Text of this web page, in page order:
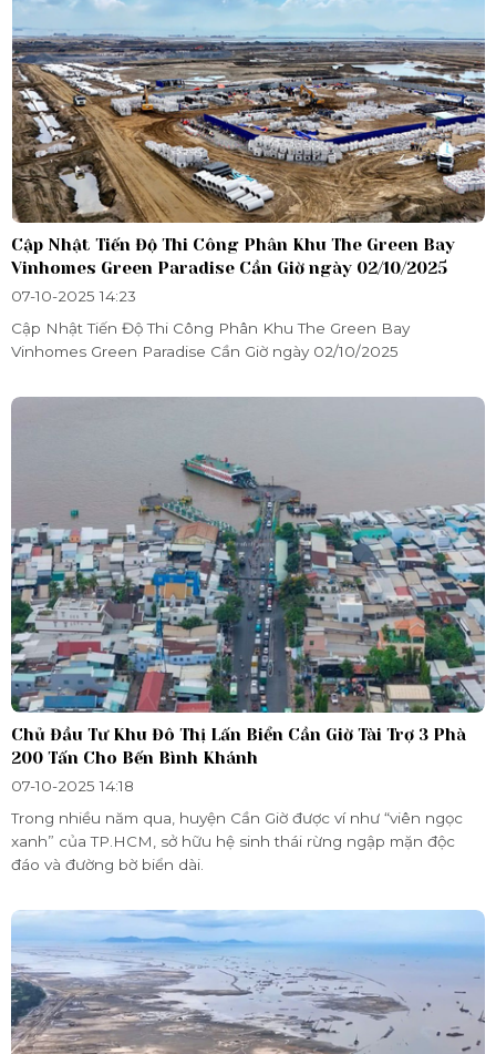
Cập Nhật Tiến Độ Thi Công Phân Khu The Green Bay
Vinhomes Green Paradise Cần Giờ ngày 02/10/2025
07-10-2025 14:23
Cập Nhật Tiến Độ Thi Công Phân Khu The Green Bay
Vinhomes Green Paradise Cần Giờ ngày 02/10/2025
Chủ Đầu Tư Khu Đô Thị Lấn Biển Cần Giờ Tài Trợ 3 Phà
200 Tấn Cho Bến Bình Khánh
07-10-2025 14:18
Trong nhiều năm qua, huyện Cần Giờ được ví như “viên ngọc
xanh” của TP.HCM, sở hữu hệ sinh thái rừng ngập mặn độc
đáo và đường bờ biển dài.